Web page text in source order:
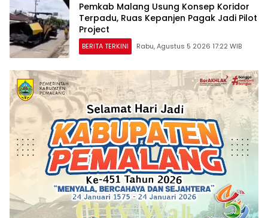
Pemkab Malang Usung Konsep Koridor
Terpadu, Ruas Kepanjen Pagak Jadi Pilot
Project
BERITA TERKINI Rabu, Agustus 5 2026 17:22 WIB